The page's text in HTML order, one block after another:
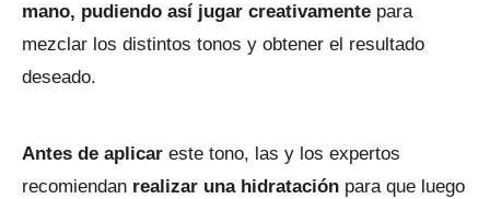
mano, pudiendo así jugar creativamente para
mezclar los distintos tonos y obtener el resultado
deseado.
Antes de aplicar este tono, las y los expertos
recomiendan realizar una hidratación para que luego